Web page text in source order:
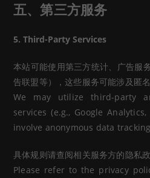
五、第三方服务
5. Third-Party Services
本站可能使用第三方统计、广告服
告联盟等），这些服务可能涉及匿
We may utilize third-party
services (e.g., Google
involve anonymous data
具体规则请查阅相关服务方的隐私政
Please refer to the privacy